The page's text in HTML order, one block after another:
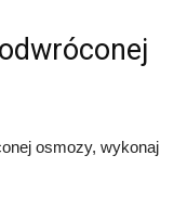
osmozy, wykonaj